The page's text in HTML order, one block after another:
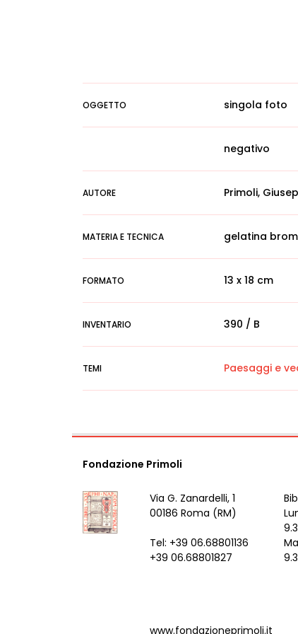
OGGETTO singola foto
negativo
AUTORE Primoli,
MATERIA E TECNICA gelatina
FORMATO 13 x 18 cm
INVENTARIO 390 / B
TEMI Paesaggi e
Fondazione Primoli
Via G. Zanardelli, 1
00186 Roma (RM)
Tel: +39 06.68801136
+39 06.68801827
www.fondazioneprimoli.it